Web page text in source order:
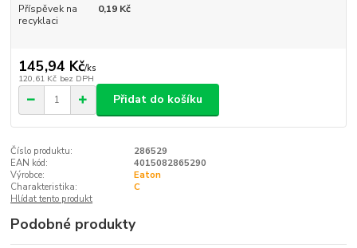
Příspěvek na
recyklaci
0,19 Kč
145,94 Kč/ks
120,61 Kč bez DPH
Přidat do košíku
Číslo produktu:
286529
EAN kód:
4015082865290
Výrobce:
Eaton
Charakteristika:
C
Hlídat tento produkt
Podobné produkty